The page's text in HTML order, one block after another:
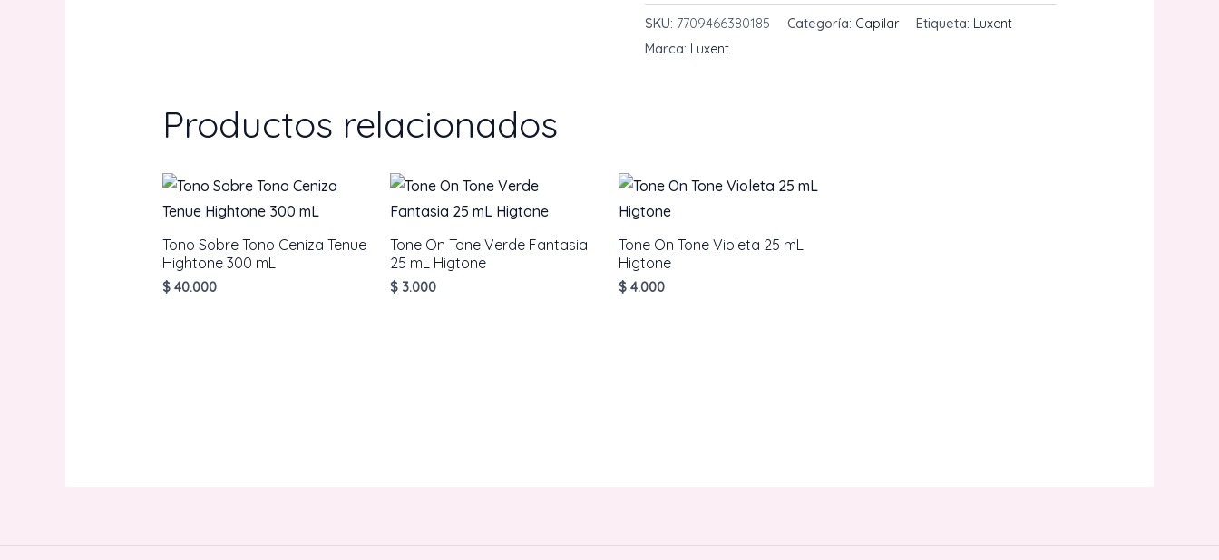
Tone
Aquamarine
SKU: 7709466380185 Categoría: Capilar Etiqueta: Luxent
Marca: Luxent
Productos relacionados
Tono Sobre Tono Ceniza Tenue
Hightone 300 mL
$40.000
Tone On Tone Verde Fantasia
25 mL Higtone
$ 3.000
Tone On Tone Violeta 25 mL
Higtone
$ 4.000